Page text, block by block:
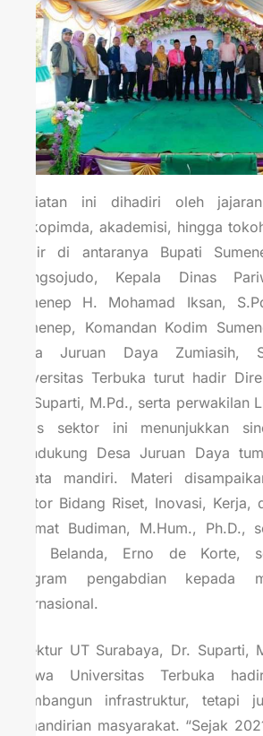
Kegiatan ini dihadiri oleh
Forkopimda, akademisi, hingga
Hadir di antaranya Bupati
Wongsojudo, Kepala Dinas
Sumenep H. Mohamad Iksan,
Sumenep, Komandan Kodim
Desa Juruan Daya Zumiasih,
Universitas Terbuka turut hadir
Dr. Suparti, M.Pd., serta perwakilan
lintas sektor ini menunjukkan
mendukung Desa Juruan Daya
wisata mandiri. Materi
Rektor Bidang Riset, Inovasi, Kerja,
Rahmat Budiman, M.Hum., Ph.D.,
asal Belanda, Erno de Korte,
program pengabdian kepada
internasional.
Direktur UT Surabaya, Dr. Suparti,
bahwa Universitas Terbuka
membangun infrastruktur, tetapi
kemandirian masyarakat. “Sejak